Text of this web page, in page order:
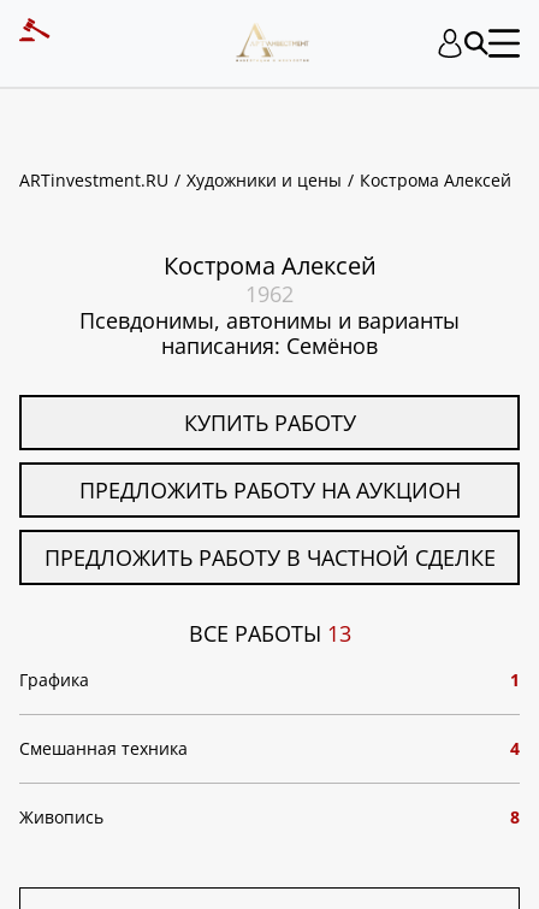
ARTinvestment.RU Художники и цены Кострома Алексей
Кострома Алексей
1962
Псевдонимы, автонимы и варианты
написания: Семёнов
КУПИТЬ РАБОТУ
ПРЕДЛОЖИТЬ РАБОТУ НА АУКЦИОН
ПРЕДЛОЖИТЬ РАБОТУ В ЧАСТНОЙ СДЕЛКЕ
ВСЕ РАБОТЫ 13
Графика 1
Смешанная техника 4
Живопись 8